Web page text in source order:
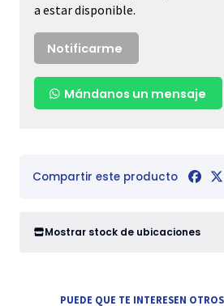
a estar disponible.
Notificarme
Mándanos un mensaje
Compartir este producto
Mostrar stock de ubicaciones
PUEDE QUE TE INTERESEN